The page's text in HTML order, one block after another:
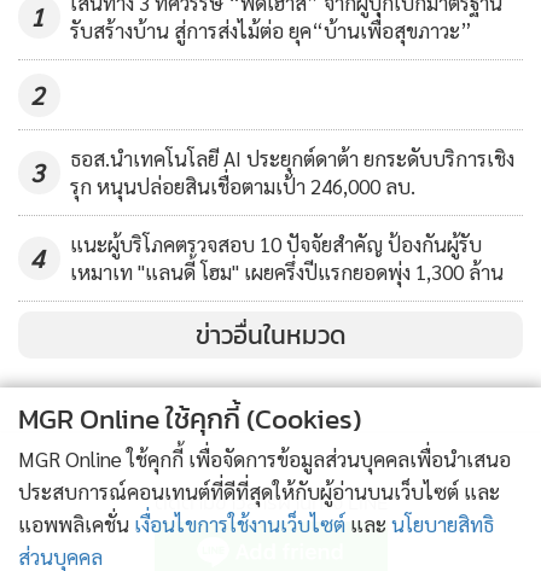
1
รับสร้างบ้าน สู่การส่งไม้ต่อ ยุค“บ้านเพื่อสุขภาวะ”
2
3
ธอส.นำเทคโนโลยี AI ประยุกต์ดาต้า ยกระดับบริการเชิง
รุก หนุนปล่อยสินเชื่อตามเป้า 246,000 ลบ.
4
แนะผู้บริโภคตรวจสอบ 10 ปัจจัยสำคัญ ป้องกันผู้รับ
เหมาเท "แลนดี้ โฮม" เผยครึ่งปีแรกยอดพุ่ง 1,300 ล้าน
ข่าวอื่นในหมวด
ติดตามข่าวสารผ่านทาง LINE
MGR Online ใช้คุกกี้ (Cookies)
MGR Online ใช้คุกกี้ เพื่อจัดการข้อมูลส่วนบุคคลเพื่อนำเสนอ
ประสบการณ์คอนเทนต์ที่ดีที่สุดให้กับผู้อ่านบนเว็บไซต์ และ
แอพพลิเคชั่น เงื่อนไขการใช้งานเว็บไซต์ และ นโยบายสิทธิ
ส่วนบุคคล